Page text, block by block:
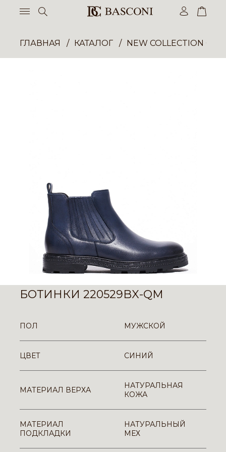
ГЛАВНАЯ КАТАЛОГ NEW COLLECTION
БОТИНКИ 220529BX-QM
ПОЛ МУЖСКОЙ
ЦВЕТ СИНИЙ
МАТЕРИАЛ ВЕРХА
НАТУРАЛЬНАЯ
КОЖА
МАТЕРИАЛ
ПОДКЛАДКИ
НАТУРАЛЬНЫЙ
МЕХ